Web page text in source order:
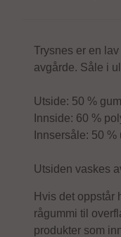
Trysnes er en
avgårde. Såle i
Utside: 50 %
Innside: 60 %
Innsersåle: 50 %
Utsiden vaskes
Hvis det oppstår
rågummi til
produkter som